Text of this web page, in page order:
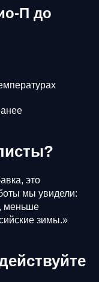
П до
это
мы увидели:
меньше
зимы.»